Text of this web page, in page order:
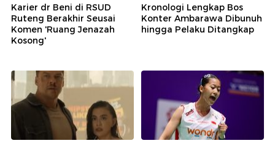
Karier dr Beni di RSUD
Ruteng Berakhir Seusai
Komen 'Ruang Jenazah
Kosong'
Kronologi Lengkap Bos
Konter Ambarawa Dibunuh
hingga Pelaku Ditangkap